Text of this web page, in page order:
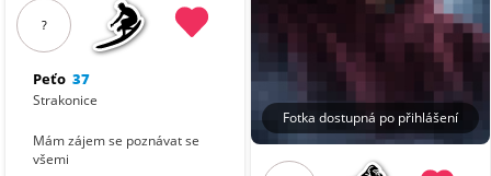
?
Peťo 37
Strakonice
Mám zájem se poznávat se
všemi
Fotka dostupná po přihlášení